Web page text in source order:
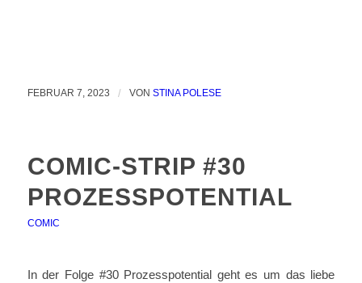
FEBRUAR 7, 2023 / VON STINA POLESE
COMIC-STRIP #30
PROZESSPOTENTIAL
COMIC
In der Folge #30 Prozesspotential geht es um das liebe